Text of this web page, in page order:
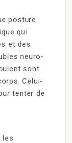
posture
qui
et des
neuro-
sont
Celui-
tenter de
les